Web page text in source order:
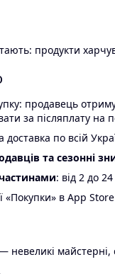
продукти
продавець
за післяплату на
по всій
та сезонні
: від 2 до
«Покупки» в App
невеликі